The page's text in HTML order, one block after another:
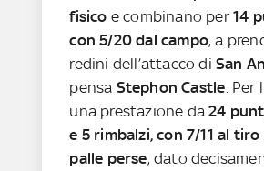
fisico e combinano per14
con 5/20 dal campo, a
redini dell’attacco diSan
pensa Stephon Castle .
una prestazione da24
e 5 rimbalzi, con 7/11 al tiro
palle perse, dato